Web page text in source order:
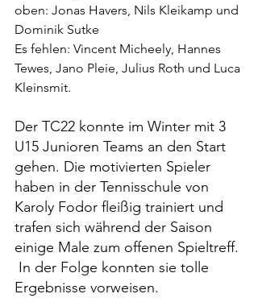
oben: Jonas Havers, Nils Kleikamp und
Dominik Sutke
Es fehlen: Vincent Micheely, Hannes
Tewes, Jano Pleie, Julius Roth und Luca
Kleinsmit.
Der TC22 konnte im Winter mit 3
U15 Junioren Teams an den Start
gehen. Die motivierten Spieler
haben in der Tennisschule von
Karoly Fodor fleißig trainiert und
trafen sich während der Saison
einige Male zum offenen Spieltreff.
In der Folge konnten sie tolle
Ergebnisse vorweisen.